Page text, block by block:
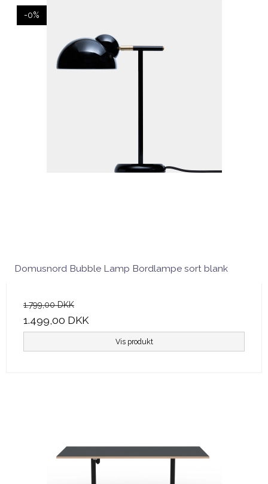
-0%
Domusnord Bubble Lamp Bordlampe sort blank
1.799,00 DKK
1.499,00 DKK
Vis produkt